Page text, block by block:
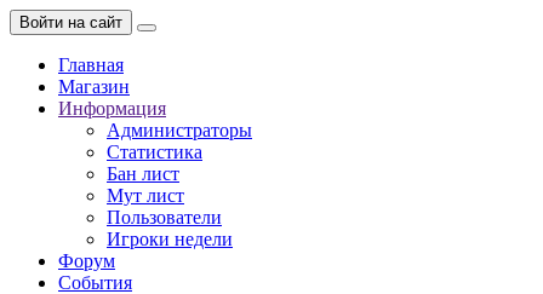
Войти на сайт
Главная
Магазин
Информация
Администраторы
Статистика
Бан лист
Мут лист
Пользователи
Игроки недели
Форум
События